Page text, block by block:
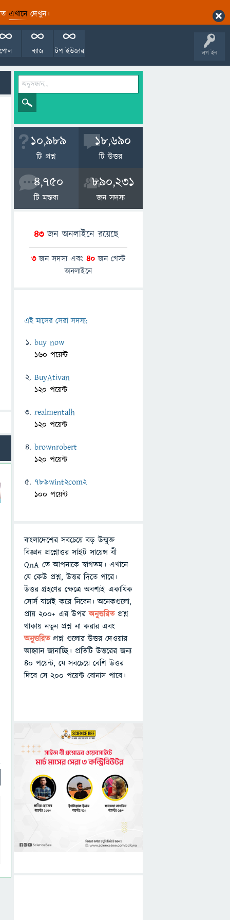
এখানেদেখুন।
লগ ইন
টপ ইউজার
ব্যাজ
পোল
10,989
টি প্রশ্ন
18,690
টি উত্তর
4,750
টি মন্তব্য
890,231
জন সদস্য
43জন অনলাইনে রয়েছে
3জন সদস্য এবং 40 জন গেস্ট
অনলাইনে
এই মাসের সেরা সদস্য:
buy now
160 পয়েন্ট
BuyAtivan
120 পয়েন্ট
realmentalh
120 পয়েন্ট
brownrobert
120 পয়েন্ট
789wint2com2
100 পয়েন্ট
বাংলাদেশের সবচেয়ে বড় উন্মুক্ত
বিজ্ঞান প্রশ্নোত্তর সাইট সায়েন্স বী
QnA তে আপনাকে স্বাগতম। এখানে
যে কেউ প্রশ্ন, উত্তর দিতে পারে।
উত্তর গ্রহণের ক্ষেত্রে অবশ্যই একাধিক
সোর্স যাচাই করে নিবেন। অনেকগুলো,
প্রায় ২০০+ এর উপরঅনুত্তরিতপ্রশ্ন
থাকায় নতুন প্রশ্ন না করার এবং
অনুত্তরিত প্রশ্ন গুলোর উত্তর দেওয়ার
আহ্বান জানাচ্ছি। প্রতিটি উত্তরের জন্য
৪০ পয়েন্ট, যে সবচেয়ে বেশি উত্তর
দিবে সে ২০০ পয়েন্ট বোনাস পাবে।